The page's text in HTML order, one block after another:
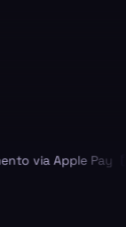
Apple Pay